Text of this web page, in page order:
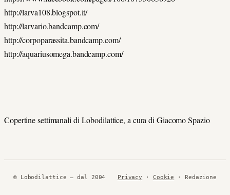
http://larva108.blogspot.it/
http://larvario.bandcamp.com/
http://corpoparassita.bandcamp.com/
http://aquariusomega.bandcamp.com/
Copertine settimanali di Lobodilattice, a cura di Giacomo Spazio
© Lobodilattice — dal 2004 Privacy · Cookie · Redazione